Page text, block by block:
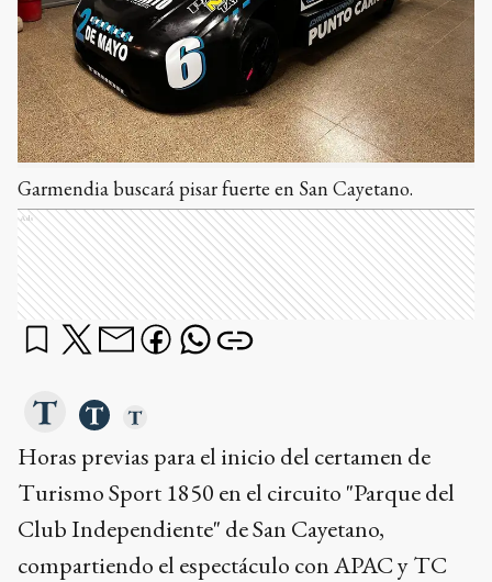
Garmendia buscará pisar fuerte en San Cayetano.
Ads
Horas previas para el inicio del certamen de
Turismo Sport 1850 en el circuito "Parque del
Club Independiente" de San Cayetano,
compartiendo el espectáculo con APAC y TC